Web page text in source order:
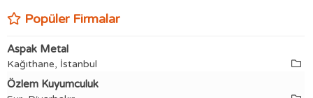
Popüler Firmalar
Aspak Metal
Kağıthane, İstanbul
Özlem Kuyumculuk